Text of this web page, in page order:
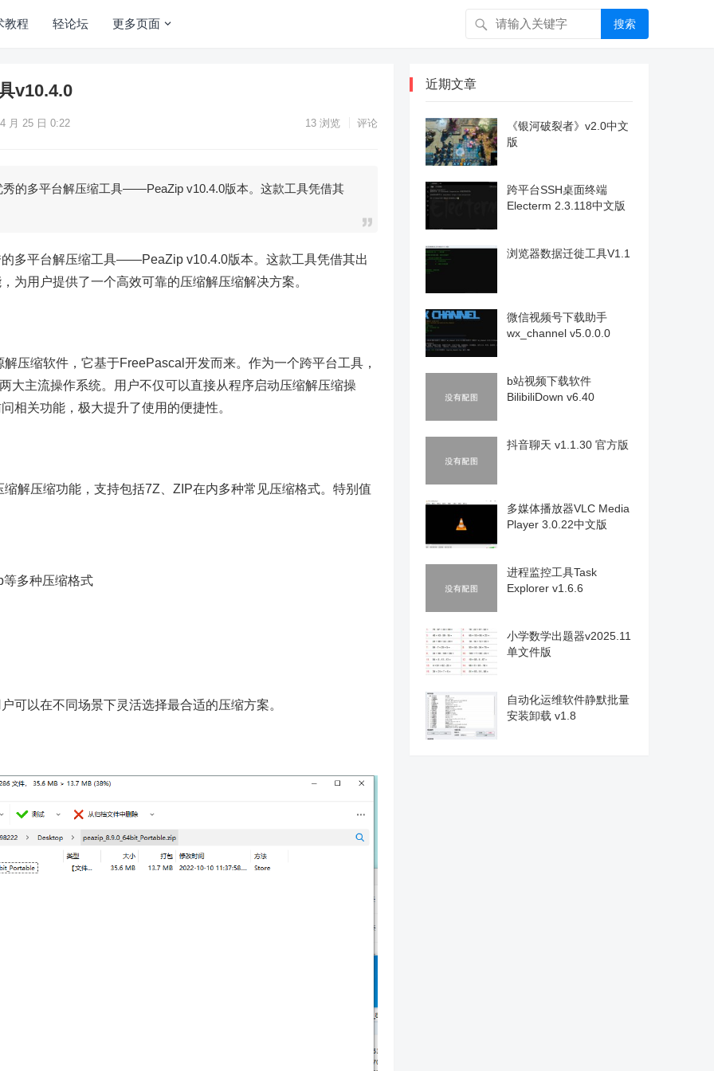
教程 轻论坛 更多页面 搜索
v10.4.0
月 25 日 0:22 13 浏览 评论
秀的多平台解压缩工具——PeaZip v10.4.0版本。这款工具凭借其
多平台解压缩工具——PeaZip v10.4.0版本。这款工具凭借其出
为用户提供了一个高效可靠的压缩解压缩解决方案。
压缩软件，它基于FreePascal开发而来。作为一个跨平台工具，
大主流操作系统。用户不仅可以直接从程序启动压缩解压缩操
相关功能，极大提升了使用的便捷性。
解压缩功能，支持包括7Z、ZIP在内多种常见压缩格式。特别值
多种压缩格式
可以在不同场景下灵活选择最合适的压缩方案。
近期文章
《银河破裂者》v2.0中文
版
跨平台SSH桌面终端
Electerm 2.3.118中文版
浏览器数据迁徙工具V1.1
微信视频号下载助手
wx_channel v5.0.0.0
b站视频下载软件
BilibiliDown v6.40
抖音聊天 v1.1.30 官方版
多媒体播放器VLC Media
Player 3.0.22中文版
进程监控工具Task
Explorer v1.6.6
小学数学出题器v2025.11
单文件版
自动化运维软件静默批量
安装卸载 v1.8